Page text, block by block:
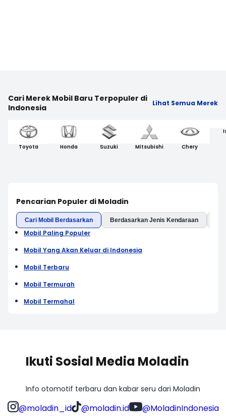
Cari Merek Mobil Baru Terpopuler di
Indonesia
Lihat Semua Merek
Toyota Honda Suzuki Mitsubishi Chery
Pencarian Populer di Moladin
Cari Mobil Berdasarkan Berdasarkan Jenis Kendaraan
Mobil Paling Populer
Mobil Yang Akan Keluar di Indonesia
Mobil Terbaru
Mobil Termurah
Mobil Termahal
Ikuti Sosial Media Moladin
Info otomotif terbaru dan kabar seru dari Moladin
@moladin_id @moladin.id @MoladinIndonesia